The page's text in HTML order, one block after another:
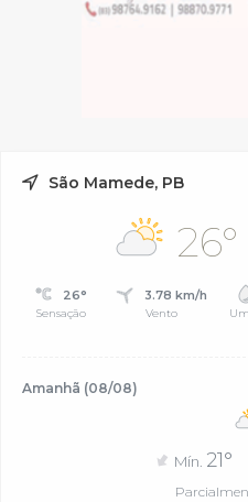
São Mamede, PB
26°
26°
Sensação
3.78 km/h
Vento
Amanhã (08/08)
Mín. 21°